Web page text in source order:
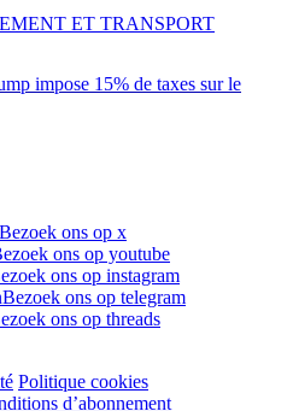
impose 15% de taxes sur le
ET TRANSPORT
Bezoek ons op x
ons op youtube
ons op instagram
Bezoek ons op telegram
ons op threads
Politique cookies
d’abonnement